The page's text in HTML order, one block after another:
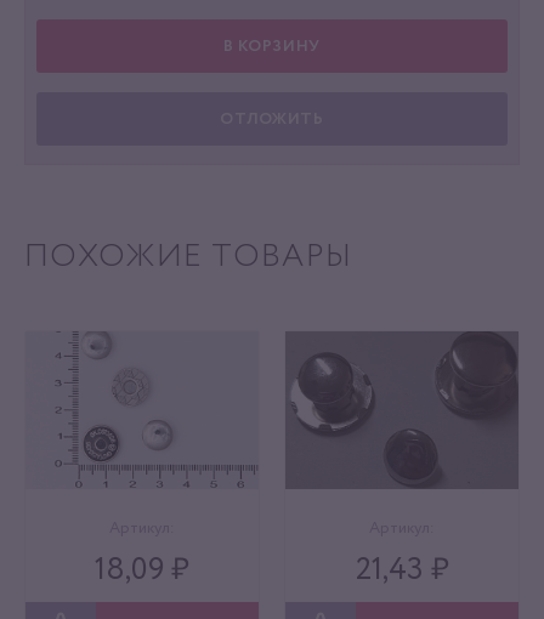
В КОРЗИНУ
ПОХОЖИЕ ТОВАРЫ
18,09 ₽ 21,43 ₽